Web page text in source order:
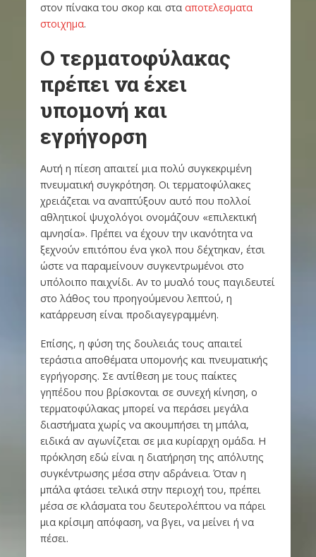
στον πίνακα του σκορ και στα αποτελεσματα
στοιχημα.
Ο τερματοφύλακας
πρέπει να έχει
υπομονή και
εγρήγορση
Αυτή η πίεση απαιτεί μια πολύ συγκεκριμένη
πνευματική συγκρότηση. Οι τερματοφύλακες
χρειάζεται να αναπτύξουν αυτό που πολλοί
αθλητικοί ψυχολόγοι ονομάζουν «επιλεκτική
αμνησία». Πρέπει να έχουν την ικανότητα να
ξεχνούν επιτόπου ένα γκολ που δέχτηκαν, έτσι
ώστε να παραμείνουν συγκεντρωμένοι στο
υπόλοιπο παιχνίδι. Αν το μυαλό τους παγιδευτεί
στο λάθος του προηγούμενου λεπτού, η
κατάρρευση είναι προδιαγεγραμμένη.
Επίσης, η φύση της δουλειάς τους απαιτεί
τεράστια αποθέματα υπομονής και πνευματικής
εγρήγορσης. Σε αντίθεση με τους παίκτες
γηπέδου που βρίσκονται σε συνεχή κίνηση, ο
τερματοφύλακας μπορεί να περάσει μεγάλα
διαστήματα χωρίς να ακουμπήσει τη μπάλα,
ειδικά αν αγωνίζεται σε μια κυρίαρχη ομάδα. Η
πρόκληση εδώ είναι η διατήρηση της απόλυτης
συγκέντρωσης μέσα στην αδράνεια. Όταν η
μπάλα φτάσει τελικά στην περιοχή του, πρέπει
μέσα σε κλάσματα του δευτερολέπτου να πάρει
μια κρίσιμη απόφαση, να βγει, να μείνει ή να
πέσει.